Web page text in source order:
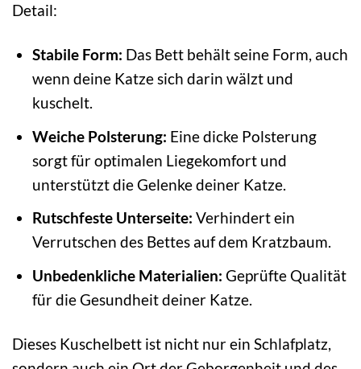
Detail:
Stabile Form: Das Bett behält seine Form, auch
wenn deine Katze sich darin wälzt und
kuschelt.
Weiche Polsterung: Eine dicke Polsterung
sorgt für optimalen Liegekomfort und
unterstützt die Gelenke deiner Katze.
Rutschfeste Unterseite: Verhindert ein
Verrutschen des Bettes auf dem Kratzbaum.
Unbedenkliche Materialien: Geprüfte Qualität
für die Gesundheit deiner Katze.
Dieses Kuschelbett ist nicht nur ein Schlafplatz,